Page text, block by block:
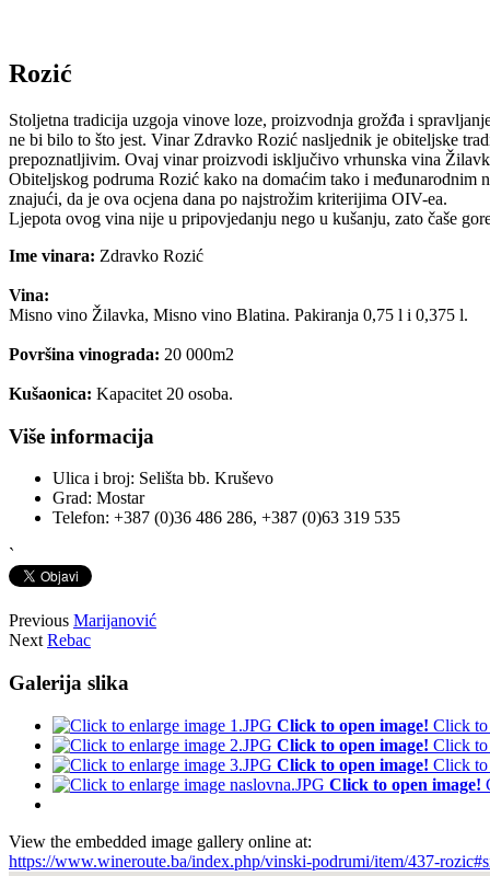
Rozić
Stoljetna tradicija uzgoja vinove loze, proizvodnja grožđa i
ne bi bilo to što jest. Vinar Zdravko Rozić nasljednik je obiteljske
prepoznatljivim. Ovaj vinar proizvodi isključivo vrhunska vina
Obiteljskog podruma Rozić kako na domaćim tako i međunarodnim
znajući, da je ova ocjena dana po najstrožim kriterijima OIV-ea.
Ljepota ovog vina nije u pripovjedanju nego u kušanju, zato čaše
Ime vinara: Zdravko Rozić
Vina:
Misno vino Žilavka, Misno vino Blatina. Pakiranja 0,75 l i 0,375 l.
Površina vinograda: 20 000m2
Kušaonica: Kapacitet 20 osoba.
Više informacija
Ulica i broj: Selišta bb. Kruševo
Grad: Mostar
Telefon: +387 (0)36 486 286, +387 (0)63 319 535
`
Previous Marijanović
Next Rebac
Galerija slika
Click to open image! Click to
Click to open image! Click to
Click to open image! Click to
Click to open image!
View the embedded image gallery online at:
https://www.wineroute.ba/index.php/vinski-podrumi/item/437-